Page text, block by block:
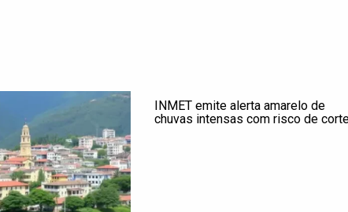
INMET emite alerta amarelo de
chuvas intensas com risco de